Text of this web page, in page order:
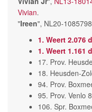
Vivian.
"Ireen", NL20-
1. Weert 2.076
1. Weert 1.161
17. Prov.
18. Heusden-
94. Prov.
95. Prov. Venlo
106. Spr.